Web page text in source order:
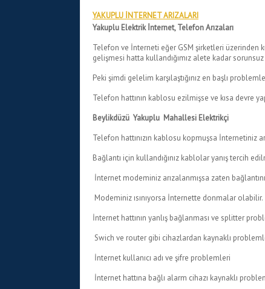
YAKUPLU İNTERNET ARIZALARI
Yakuplu Elektrik İnternet, Telefon Arızaları
Telefon ve İnterneti eğer GSM şirketleri üzerinden
gelişmesi hatta kullandığımız alete kadar sorunsuz
Peki şimdi gelelim karşılaştığınız en başlı
Telefon hattının kablosu ezilmişse ve kısa devre
Beylikdüzü Yakuplu Mahallesi Elektrikçi
Telefon hattınızın kablosu kopmuşsa İnternetiniz
Bağlantı için kullandığınız kablolar yanış tercih
İnternet modeminiz arızalanmışsa zaten
Modeminiz ısınıyorsa İnternette donmalar olabilir.
İnternet hattının yanlış bağlanması ve splitter
Swich ve router gibi cihazlardan kaynaklı
İnternet kullanıcı adı ve şifre problemleri
İnternet hattına bağlı alarm cihazı kaynaklı